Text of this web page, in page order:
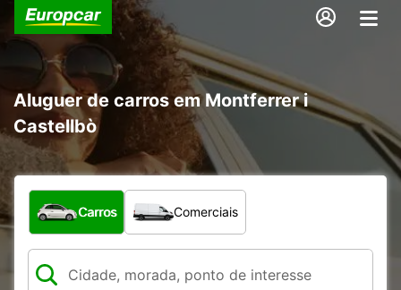
Aluguer de carros em Montferrer i
Castellbò
Que tipo de veículo pretende?
Carros Comerciais